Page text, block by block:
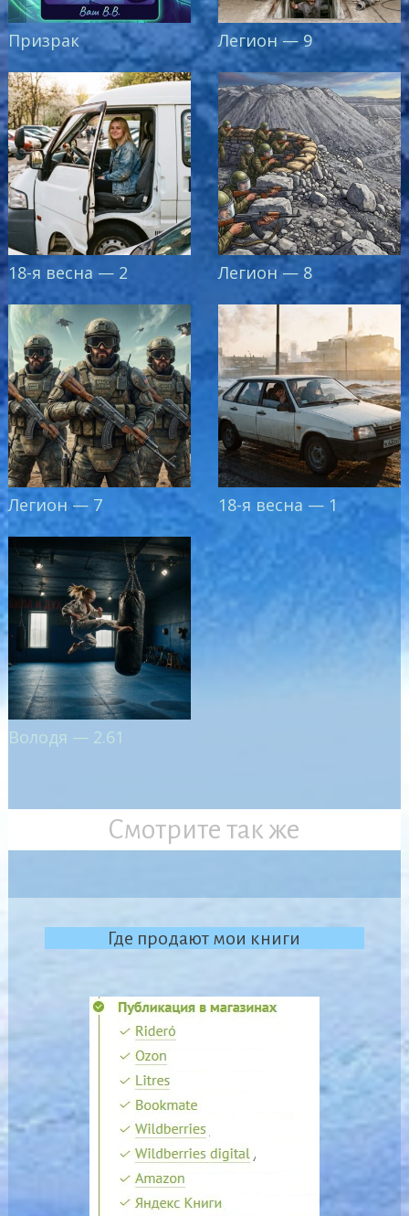
Призрак Легион — 9
18-я весна — 2 Легион — 8
Легион — 7 18-я весна — 1
Володя — 2.61
Смотрите так же
Где продают мои книги